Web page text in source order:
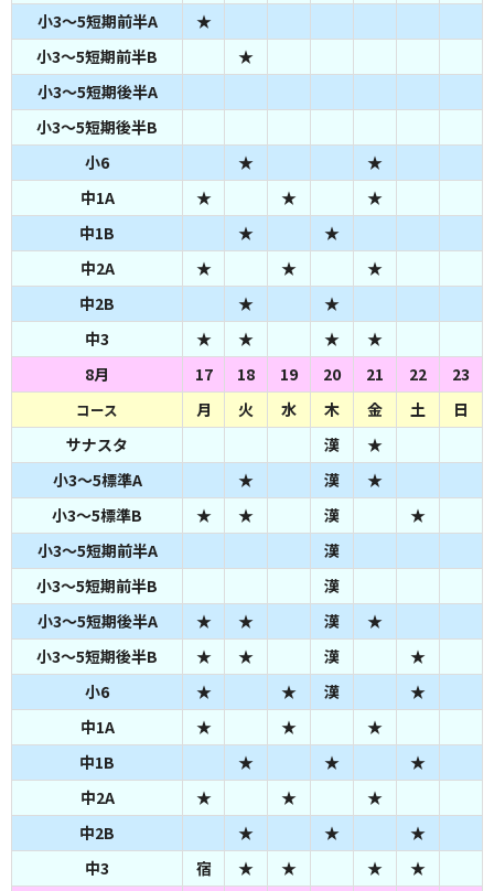
小3～5短期前半A
★
小3～5短期前半B
★
小3～5短期後半A
小3～5短期後半B
小6
★
★
中1A
★ ★
★
中1B
★
★
中2A
★ ★
★
中2B
★
★
中3
★ ★ ★
★
8月
17 18 19 20 21 22 23
コース 月 火 水 木 金 土
日
サナスタ
漢
★
小3～5標準A
★ 漢
★
小3～5標準B
★ ★ 漢
★
小3～5短期前半A
漢
小3～5短期前半B
漢
小3～5短期後半A
★ ★ 漢
★
小3～5短期後半B
★ ★ 漢
★
小6
★ ★ 漢
★
中1A
★ ★
★
中1B
★ ★
★
中2A
★ ★
★
中2B
★ ★
★
中3
宿 ★ ★ ★
★